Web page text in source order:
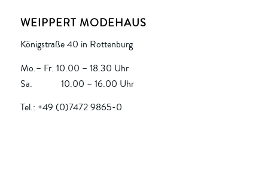
WEIPPERT MODEHAUS
Königstraße 40 in Rottenburg
Mo.– Fr. 10.00 – 18.30 Uhr
Sa. 10.00 – 16.00 Uhr
Tel.: +49 (0)7472 9865-0